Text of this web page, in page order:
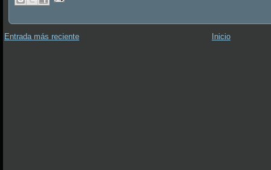
Entrada más reciente Inicio